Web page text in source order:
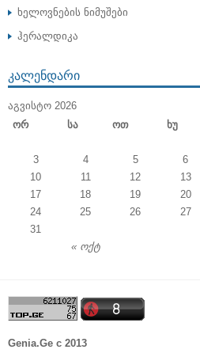
ხელოვნების ნიმუშები
ჰერალდიკა
ᲙᲐᲚᲔᲜᲓᲐᲠᲘ
ᲐᲒᲕᲘᲡᲢᲝ 2026
Ორ
Სა Ოთ Ხუ
« ოქტ
3
4 5 6
10
11 12 13
17
18 19 20
24
25 26 27
31
Genia.Ge c 2013